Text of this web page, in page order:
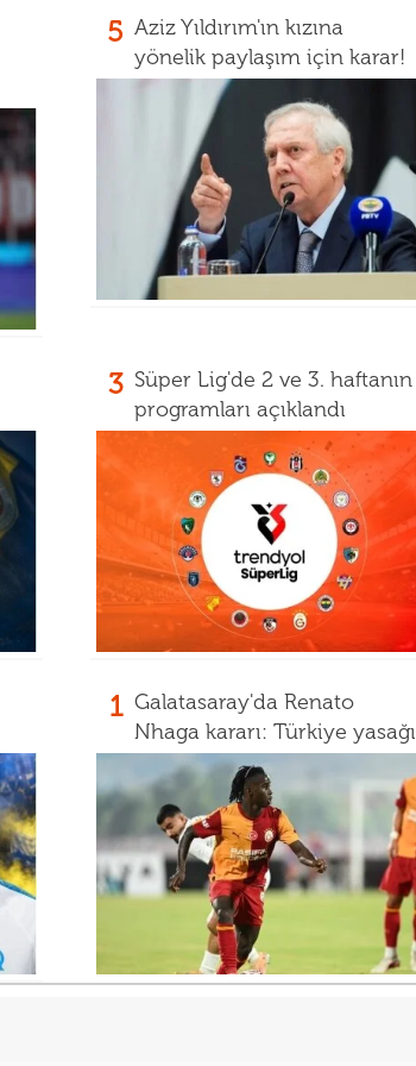
5 Aziz Yıldırım'ın kızına
yönelik paylaşım için karar!
3 Süper Lig'de 2 ve 3. haftanın
programları açıklandı
1 Galatasaray'da Renato
Nhaga kararı: Türkiye yasağı